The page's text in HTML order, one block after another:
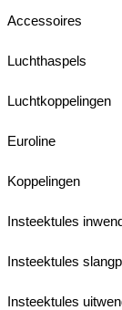
Accessoires
Luchthaspels
Luchtkoppelingen
Euroline
Koppelingen
Insteektules
Insteektules
Insteektules